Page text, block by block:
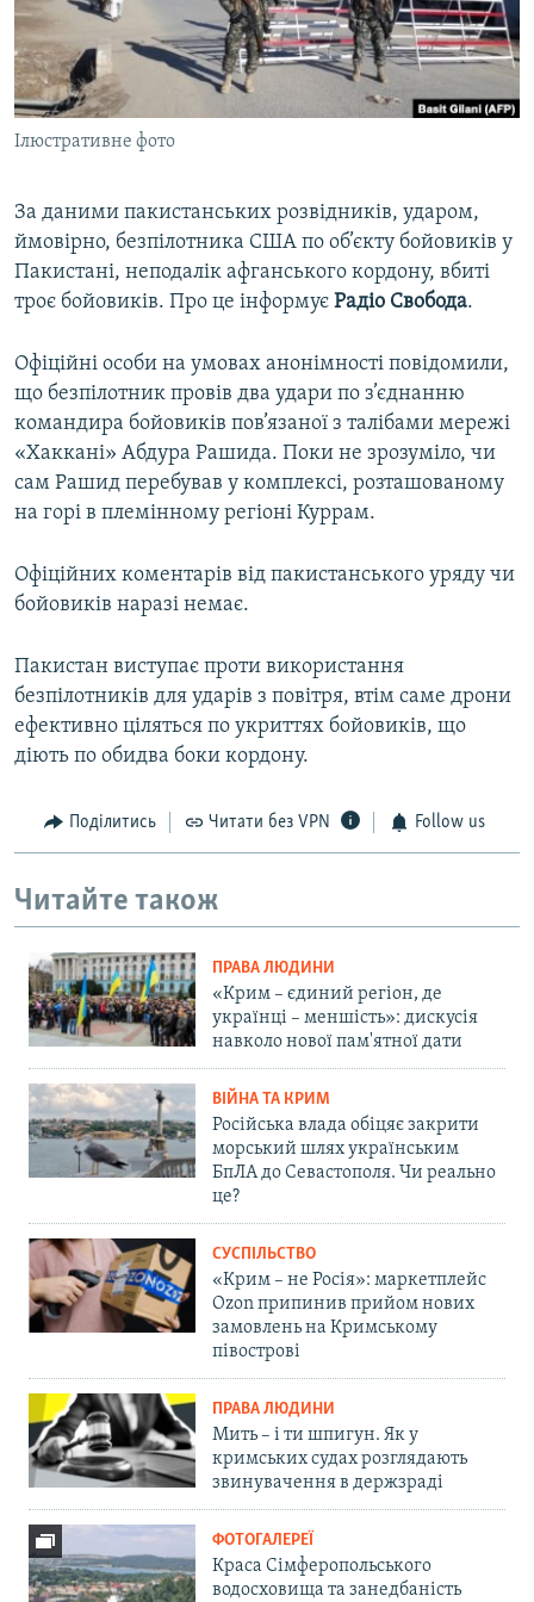
ВІДЕОУРОКИ «ELIFBE»
СВІДЧЕННЯ ОКУПАЦІЇ
УКРАЇНСЬКА ПРОБЛЕМА КРИМУ
ІНФОГРАФІКА
Русский
Qırımtatar
ДОЛУЧАЙСЯ!
Усі сайти RFE/RL
Ілюстративне фото
За даними пакистанських розвідників, ударом,
ймовірно, безпілотника США по об’єкту бойовиків у
Пакистані, неподалік афганського кордону, вбиті
троє бойовиків. Про це інформує Радіо Свобода.
Офіційні особи на умовах анонімності повідомили,
що безпілотник провів два удари по з’єднанню
командира бойовиків пов’язаної з талібами мережі
«Хаккані» Абдура Рашида. Поки не зрозуміло, чи
сам Рашид перебував у комплексі, розташованому
на горі в племінному регіоні Куррам.
Офіційних коментарів від пакистанського уряду чи
бойовиків наразі немає.
Пакистан виступає проти використання
безпілотників для ударів з повітря, втім саме дрони
ефективно ціляться по укриттях бойовиків, що
діють по обидва боки кордону.
Поділитись Читати без VPN Follow us
Читайте також
ПРАВА ЛЮДИНИ
«Крим – єдиний регіон, де
українці – меншість»: дискусія
навколо нової пам'ятної дати
ВІЙНА ТА КРИМ
Російська влада обіцяє закрити
морський шлях українським
БпЛА до Севастополя. Чи реально
це?
СУСПІЛЬСТВО
«Крим – не Росія»: маркетплейс
Ozon припинив прийом нових
замовлень на Кримському
півострові
ПРАВА ЛЮДИНИ
Мить – і ти шпигун. Як у
кримських судах розглядають
звинувачення в держзраді
ФОТОГАЛЕРЕЇ
Краса Сімферопольського
водосховища та занедбаність